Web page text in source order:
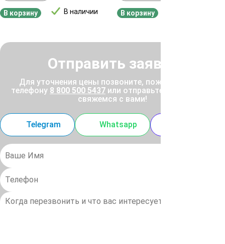
В наличии
В корзину В корзину
Отправить заявку
Для уточнения цены позвоните, пожалуйста, по
телефону 8 800 500 5437 или отправьте заявку, и мы
свяжемся с вами!
Telegram Whatsapp